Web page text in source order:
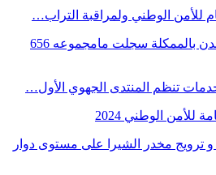
للأمن الوطني ولمراقبة التراب…
2024 : مراكش ضمن أربع مدن بالممكلة سجلت مامجموعه 656
تنظم المنتدى الجهوي الأول…
للأمن الوطني 2024
مخدر الشيرا على مستوى دوار